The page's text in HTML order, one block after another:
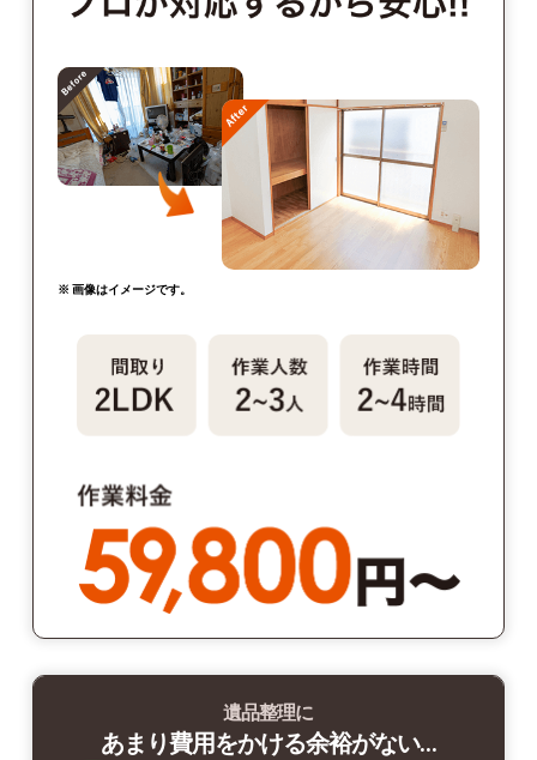
※ 画像はイメージです。
遺品整理に
あまり費用をかける余裕がない…